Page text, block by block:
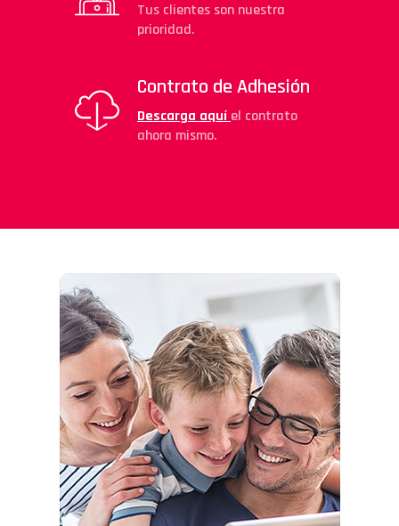
Tus clientes son nuestra
prioridad.
Contrato de Adhesión
Descarga aquí el contrato
ahora mismo.